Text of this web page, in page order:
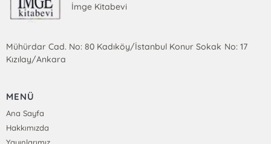
İmge Kitabevi
Mühürdar Cad. No: 80 Kadıköy/İstanbul Konur Sokak No: 17
Kızılay/Ankara
MENÜ
Ana Sayfa
Hakkımızda